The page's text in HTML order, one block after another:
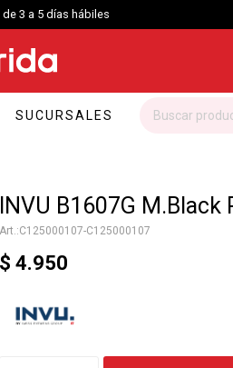
3 a 5 días hábiles
SUCURSALES
INVU B1607G M.Black
C125000107-C125000107
$ 4.950